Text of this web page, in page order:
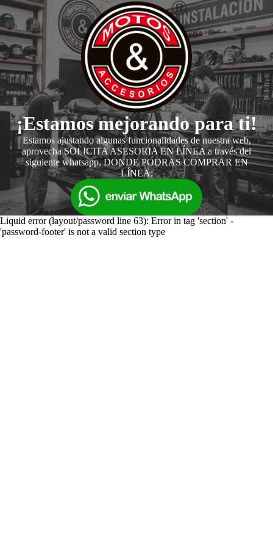
¡Estamos mejorando para ti!
Estamos ajustando algunas funcionalidades de nuestra web,
aprovecha SOLICITA ASESORIA EN LÍNEA a través del
siguiente whatsapp, DONDE PODRAS COMPRAR EN
LÍNEA:
Liquid error (layout/password line 63): Error in tag 'section' -
'password-footer' is not a valid section type